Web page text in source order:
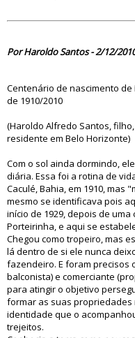
Por Haroldo Santos - 2/12/
Centenário de nascimento
de 1910/2010
(Haroldo Alfredo Santos,
residente em Belo Horizonte)
Com o sol ainda dormindo,
diária. Essa foi a rotina de
Caculé, Bahia, em 1910, mas
mesmo se identificava pois
início de 1929, depois de
Porteirinha, e aqui se
Chegou como tropeiro, mas
lá dentro de si ele nunca
fazendeiro. E foram precisos
balconista) e comerciante
para atingir o objetivo
formar as suas propriedades
identidade que o
trejeitos.